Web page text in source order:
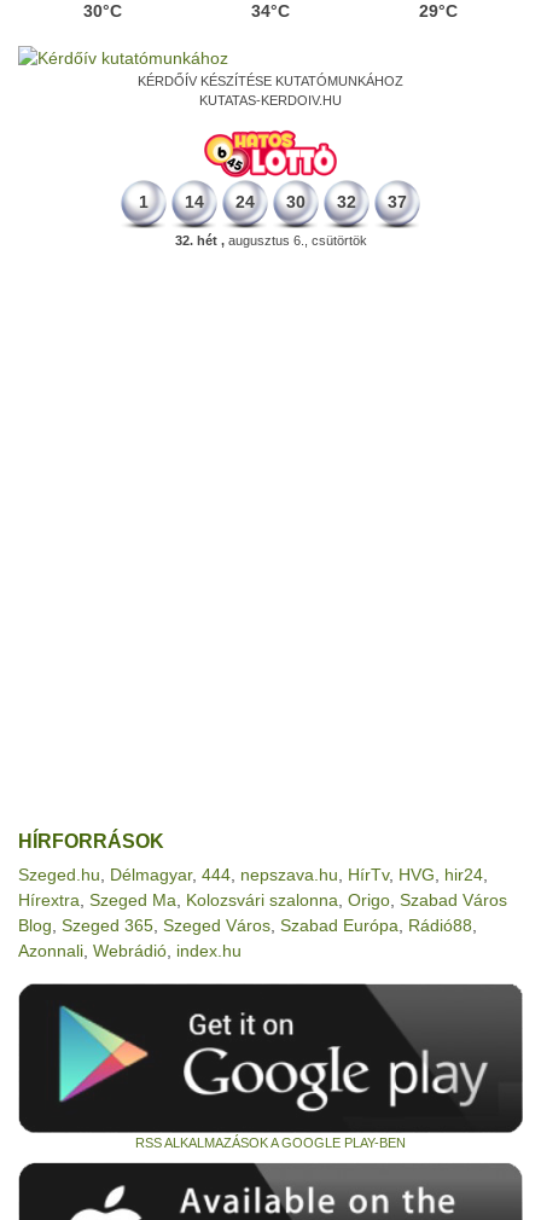
30°C 34°C 29°C
KÉRDŐÍV KÉSZÍTÉSE KUTATÓMUNKÁHOZ
KUTATAS-KERDOIV.HU
1 14 24 30 32 37
32. hét ,augusztus 6., csütörtök
HÍRFORRÁSOK
Szeged.hu Délmagyar, 444 nepszava.hu HírTv, HVG hir24
Hírextra Szeged Ma Kolozsvári szalonna Origo Szabad Város
Blog Szeged 365 Szeged Város Szabad Európa Rádió88
Azonnali Webrádió index.hu
RSS ALKALMAZÁSOK A GOOGLE PLAY-BEN